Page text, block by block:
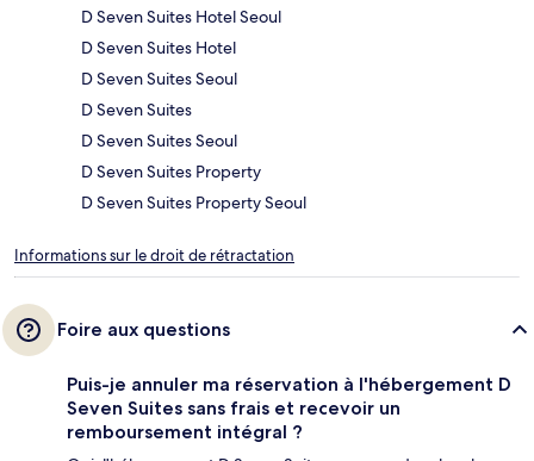
D Seven Suites Hotel Seoul
D Seven Suites Hotel
D Seven Suites Seoul
D Seven Suites
D Seven Suites Seoul
D Seven Suites Property
D Seven Suites Property Seoul
Informations sur le droit de rétractation
Foire aux questions
Puis-je annuler ma réservation à l'hébergement D
Seven Suites sans frais et recevoir un
remboursement intégral ?